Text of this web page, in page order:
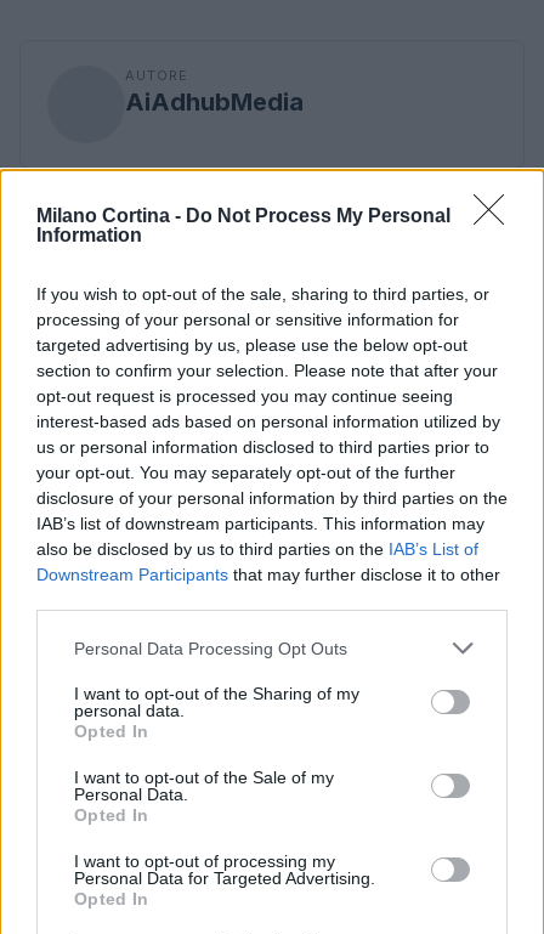
Milano Cortina - Do Not Process My Personal
Information
If you wish to opt-out of the sale, sharing to third parties, or
processing of your personal or sensitive information for
targeted advertising by us, please use the below opt-out
section to confirm your selection. Please note that after your
opt-out request is processed you may continue seeing
interest-based ads based on personal information utilized by
us or personal information disclosed to third parties prior to
your opt-out. You may separately opt-out of the further
disclosure of your personal information by third parties on the
IAB’s list of downstream participants. This information may
also be disclosed by us to third parties on the IAB’s List of
Downstream Participants that may further disclose it to other
Please note that this website/app uses one or more Google
not limited to your visit or usage behaviour. You may click to
grant or deny consent to Google and its third-party tags to
use your data for below specified purposes in below Google
consent section.
Personal Data Processing Opt Outs
I want to opt-out of the Sharing of my
personal data.
Opted In
I want to opt-out of the Sale of my
Personal Data.
Opted In
I want to opt-out of processing my
Personal Data for Targeted Advertising.
Opted In
AUTORE
AiAdhubMedia
Continua a leggere
MILANOCORTINA26 (I LUOGHI)